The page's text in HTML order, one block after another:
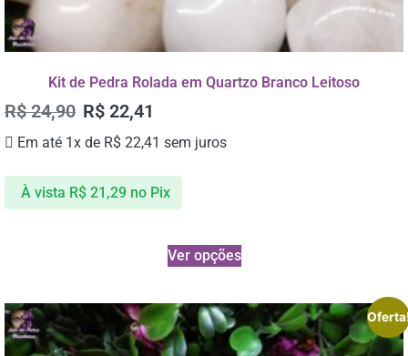
Kit de Pedra Rolada em Quartzo Branco Leitoso
R$24,90 R$ 22,41
Em até 1x de R$ 22,41 sem juros
À vista R$21,29 no Pix
Ver opções